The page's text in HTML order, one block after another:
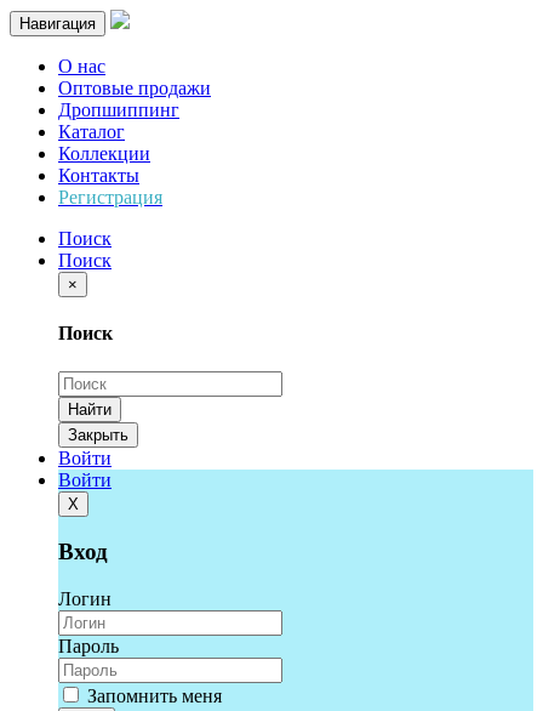
Навигация
О нас
Оптовые продажи
Дропшиппинг
Каталог
Коллекции
Контакты
Регистрация
Поиск
Поиск
×
Поиск
Найти
Закрыть
Войти
Войти
Х
Вход
Логин
Пароль
Запомнить меня